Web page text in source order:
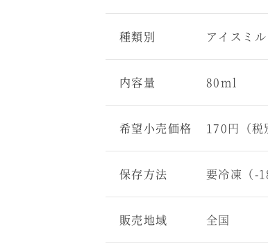
種類別 アイスミル
内容量 80ml
希望小売価格 170円（税
保存方法 要冷凍（-
販売地域 全国